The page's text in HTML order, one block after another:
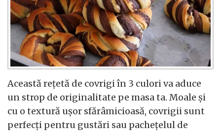
Această rețetă de covrigi în 3 culori va aduce
un strop de originalitate pe masa ta. Moale și
cu o textură ușor sfărâmicioasă, covrigii sunt
perfecți pentru gustări sau pachețelul de